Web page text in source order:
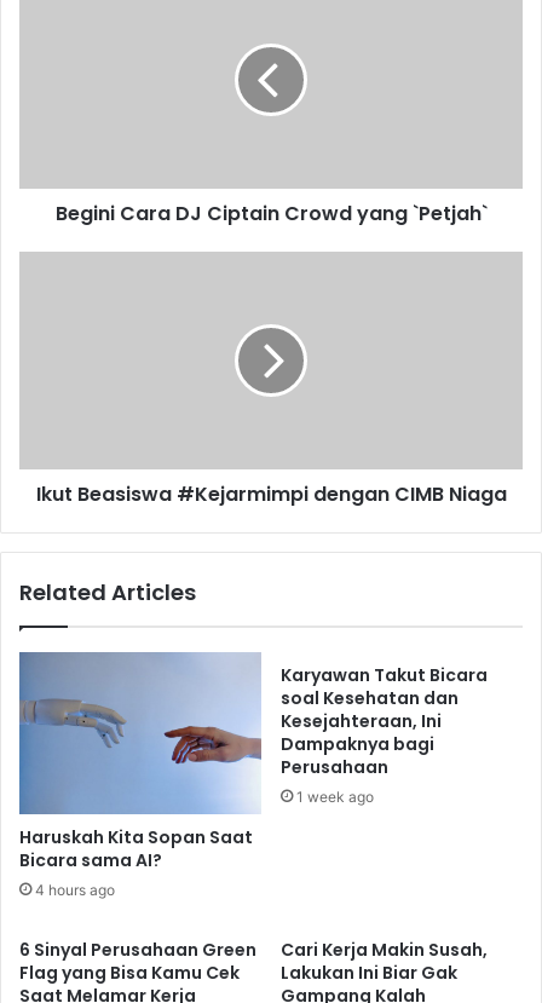
Begini Cara DJ Ciptain Crowd yang `Petjah`
Ikut Beasiswa #Kejarmimpi dengan CIMB Niaga
Related Articles
Haruskah Kita Sopan Saat
Bicara sama AI?
4 hours ago
Karyawan Takut Bicara
soal Kesehatan dan
Kesejahteraan, Ini
Dampaknya bagi
Perusahaan
1 week ago
6 Sinyal Perusahaan Green
Flag yang Bisa Kamu Cek
Saat Melamar Kerja
Cari Kerja Makin Susah,
Lakukan Ini Biar Gak
Gampang Kalah